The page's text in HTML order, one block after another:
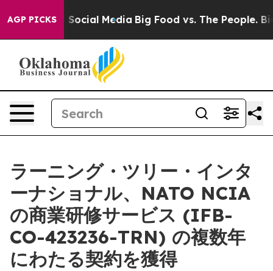
AGP PICKSon Social Media Big Food vs. The People. Big
ラーニング・ツリー・インタ
ーナショナル、NATO NCIA
の商業研修サービス (IFB-
CO-423236-TRN) の複数年
にわたる契約を獲得